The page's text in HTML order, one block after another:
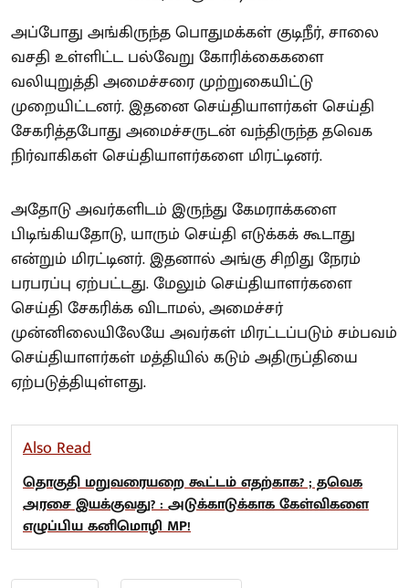
அப்போது அங்கிருந்த பொதுமக்கள் குடிநீர், சாலை
வசதி உள்ளிட்ட பல்வேறு கோரிக்கைகளை
வலியுறுத்தி அமைச்சரை முற்றுகையிட்டு
முறையிட்டனர். இதனை செய்தியாளர்கள் செய்தி
சேகரித்தபோது அமைச்சருடன் வந்திருந்த தவெக
நிர்வாகிகள் செய்தியாளர்களை மிரட்டினர்.
அதோடு அவர்களிடம் இருந்து கேமராக்களை
பிடிங்கியதோடு, யாரும் செய்தி எடுக்கக் கூடாது
என்றும் மிரட்டினர். இதனால் அங்கு சிறிது நேரம்
பரபரப்பு ஏற்பட்டது. மேலும் செய்தியாளர்களை
செய்தி சேகரிக்க விடாமல், அமைச்சர்
முன்னிலையிலேயே அவர்கள் மிரட்டப்படும் சம்பவம்
செய்தியாளர்கள் மத்தியில் கடும் அதிருப்தியை
ஏற்படுத்தியுள்ளது.
Also Read
தொகுதி மறுவரையறை கூட்டம் எதற்காக? ; தவெக
அரசை இயக்குவது? : அடுக்காடுக்காக கேள்விகளை
எழுப்பிய கனிமொழி MP!